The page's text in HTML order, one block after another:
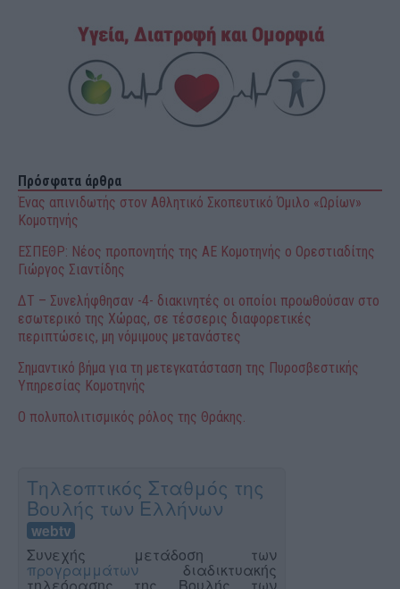
Πρόσφατα άρθρα
Ένας απινιδωτής στον Αθλητικό Σκοπευτικό Όμιλο «Ωρίων»
Κομοτηνής
ΕΣΠΕΘΡ: Νέος προπονητής της ΑΕ Κομοτηνής ο Ορεστιαδίτης
Γιώργος Σιαντίδης
ΔΤ – Συνελήφθησαν -4- διακινητές οι οποίοι προωθούσαν στο
εσωτερικό της Χώρας, σε τέσσερις διαφορετικές
περιπτώσεις, μη νόμιμους μετανάστες
Σημαντικό βήμα για τη μετεγκατάσταση της Πυροσβεστικής
Υπηρεσίας Κομοτηνής
Ο πολυπολιτισμικός ρόλος της Θράκης.